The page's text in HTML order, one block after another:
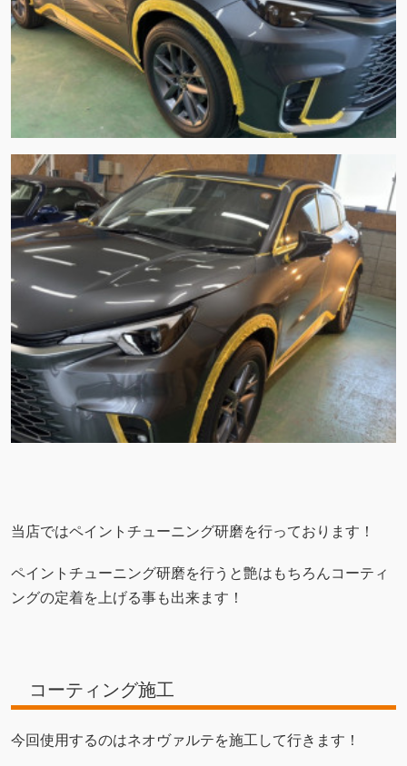
当店ではペイントチューニング研磨を行っております！
ペイントチューニング研磨を行うと艶はもちろんコーティ
ングの定着を上げる事も出来ます！
コーティング施工
今回使用するのはネオヴァルテを施工して行きます！